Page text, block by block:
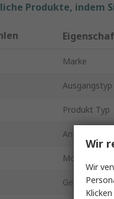
Produkte, indem
Marke
Ausgangstyp
Produkt Typ
Anzahl der
Montageart
Wir
Wir